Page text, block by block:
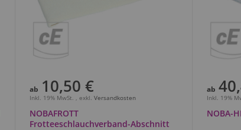
ab 10,50 €
Inkl. 19% MwSt. , exkl. Versandkosten
NOBAFROTT
Frotteeschlauchverband-Abschnitt
ab
Inkl. 19%
NOBA-